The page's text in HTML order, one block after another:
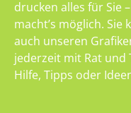
drucken alles für Sie
macht’s möglich.
auch unseren
jederzeit mit Rat und
Hilfe, Tipps oder